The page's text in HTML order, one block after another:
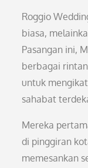
Roggio
biasa,
Pasangan ini,
berbagai
untuk
sahabat
Mereka
di pinggiran
memesankan